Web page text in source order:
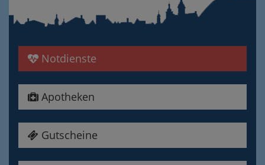
Notdienste
Apotheken
Gutscheine